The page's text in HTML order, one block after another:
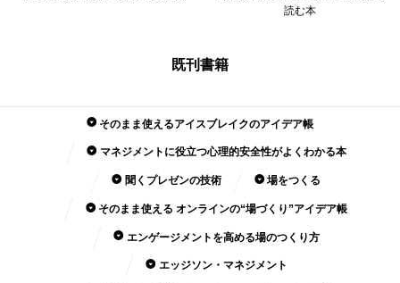
読む本
既刊書籍
そのまま使えるアイスブレイクのアイデア帳
マネジメントに役立つ心理的安全性がよくわかる本
聞くプレゼンの技術 場をつくる
そのまま使える オンラインの“場づくり”アイデア帳
エンゲージメントを高める場のつくり方
エッジソン・マネジメント